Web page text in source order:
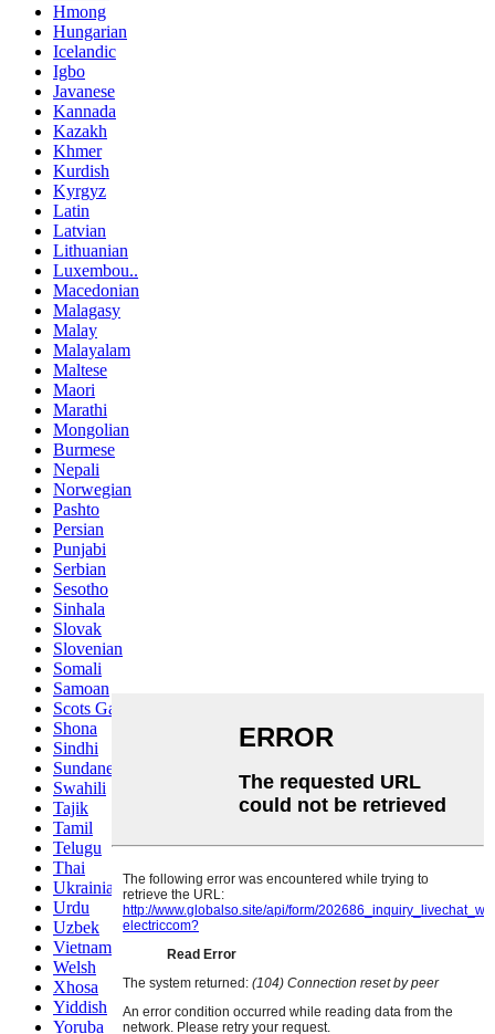
Hmong
Hungarian
Icelandic
Igbo
Javanese
Kannada
Kazakh
Khmer
Kurdish
Kyrgyz
Latin
Latvian
Lithuanian
Luxembou..
Macedonian
Malagasy
Malay
Malayalam
Maltese
Maori
Marathi
Mongolian
Burmese
Nepali
Norwegian
Pashto
Persian
Punjabi
Serbian
Sesotho
Sinhala
Slovak
Slovenian
Somali
Samoan
Scots Gaelic
Shona
Sindhi
Sundanese
Swahili
Tajik
Tamil
Telugu
Thai
Ukrainian
Urdu
Uzbek
Vietnamese
Welsh
Xhosa
Yiddish
Yoruba